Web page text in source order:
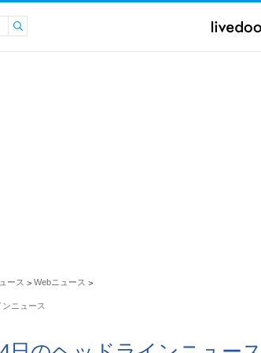
ース > Webニュース >
ニュース